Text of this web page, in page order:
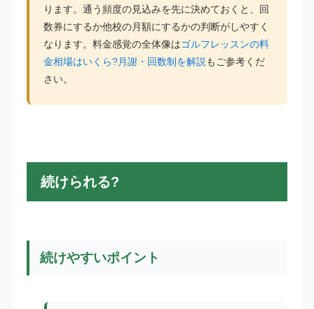
ります。通う頻度の見込みを先に決めておくと、回
数券にするか他校の月額にするかの判断がしやすく
なります。料金感覚の全体像はゴルフレッスンの料
金相場はいくら?月謝・回数制を解説もご参考くだ
さい。
続けられる?
続けやすいポイント